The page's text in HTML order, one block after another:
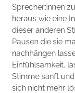
Sprecher:innen
heraus wie eine
dieser anderen
Pausen die sie
nachhängen
Einfühlsamkeit,
Stimme sanft
sich nicht mehr